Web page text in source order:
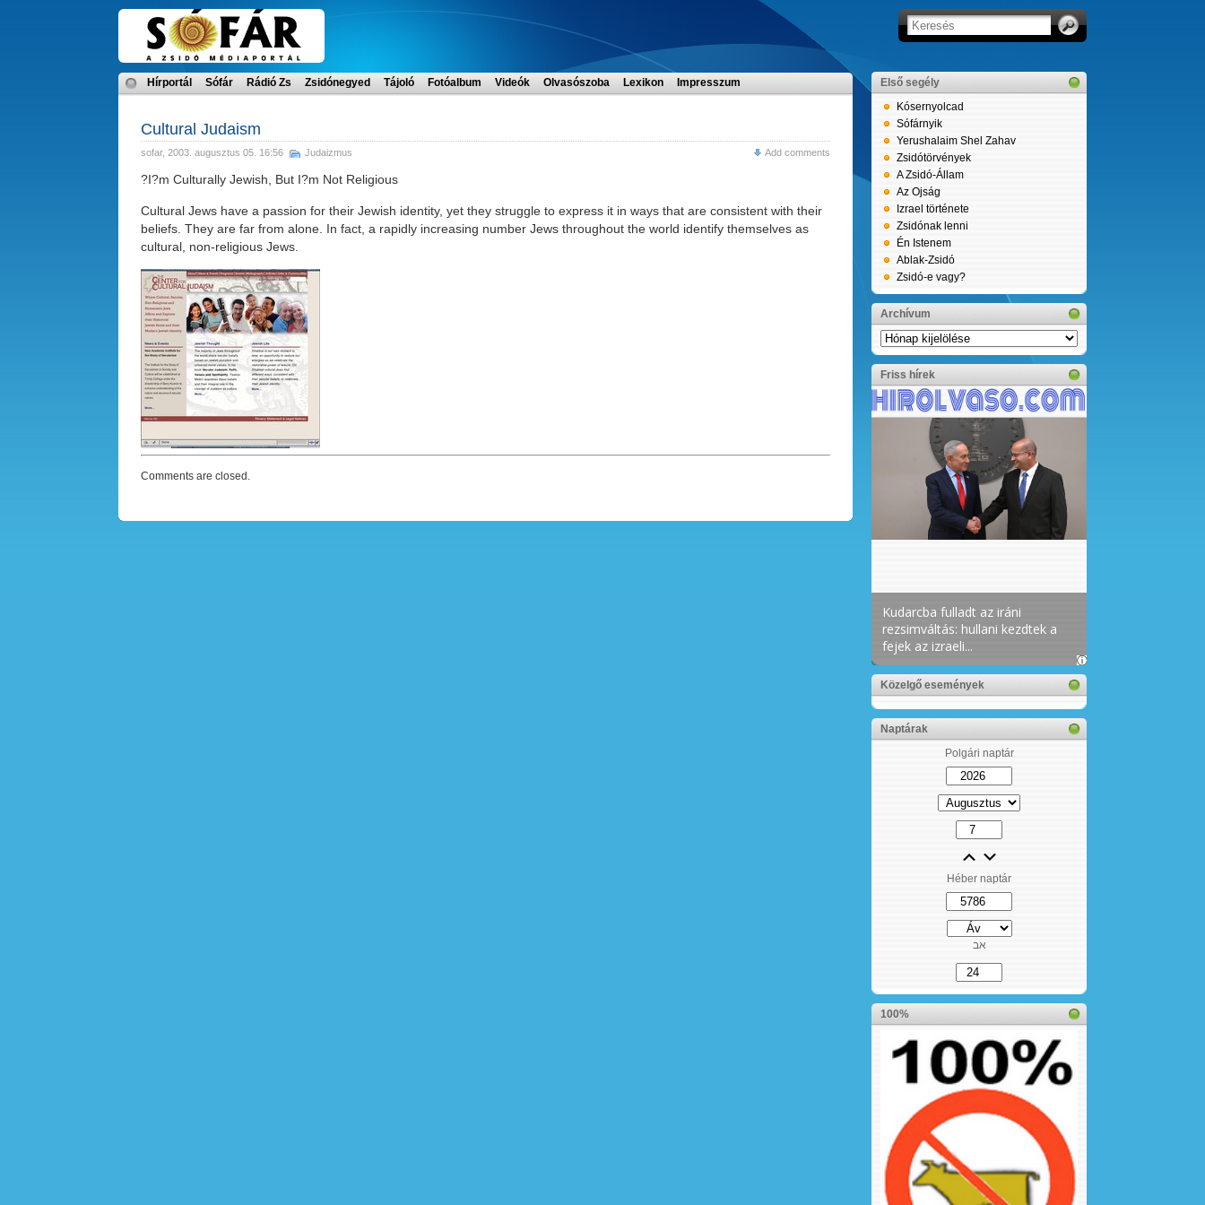
Hírportál Sófár Rádió Zs Zsidónegyed Tájoló Fotóalbum Videók Olvasószoba Lexikon Impresszum
Cultural Judaism
sofar, 2003. augusztus 05. 16:56 Judaizmus Add comments
?I?m Culturally Jewish, But I?m Not Religious
Cultural Jews have a passion for their Jewish identity, yet they struggle to express it in ways that are consistent with their
beliefs. They are far from alone. In fact, a rapidly increasing number Jews throughout the world identify themselves as
cultural, non-religious Jews.
Comments are closed.
Első segély
Kósernyolcad
Sófárnyik
Yerushalaim Shel Zahav
Zsidótörvények
A Zsidó-Állam
Az Ojság
Izrael története
Zsidónak lenni
Én Istenem
Ablak-Zsidó
Zsidó-e vagy?
Archívum
Archívum
Friss hírek
Közelgő események
Naptárak
Polgári naptár
Héber naptár
אב
100%